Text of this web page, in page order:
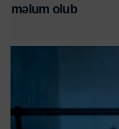
məlum olub